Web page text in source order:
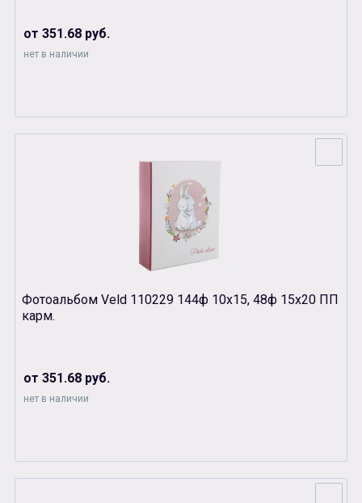
от 351.68 руб.
нет в наличии
Фотоальбом Veld 110229 144ф 10х15, 48ф 15х20 ПП
карм.
от 351.68 руб.
нет в наличии